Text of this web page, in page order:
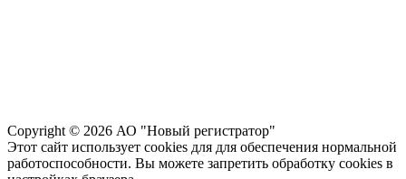
Copyright © 2026 АО "Новый регистратор"
Этот сайт использует cookies для для обеспечения нормальной
работоспособности. Вы можете запретить обработку сookies в